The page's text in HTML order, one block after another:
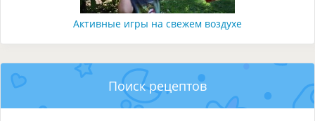
Активные игры на свежем воздухе
Поиск рецептов